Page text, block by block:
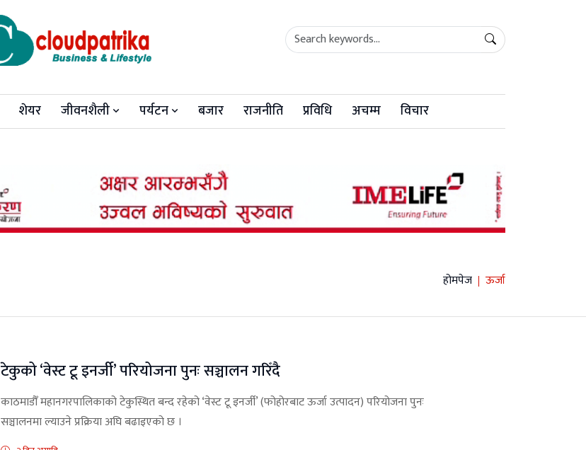
शेयर जीवनशैली पर्यटन बजार राजनीति प्रविधि अचम्म विचार
होमपेज ऊर्जा
टेकुको ‘वेस्ट टू इनर्जी’ परियोजना पुनः सञ्चालन गरिँदै
काठमाडौँ महानगरपालिकाको टेकुस्थित बन्द रहेको ‘वेस्ट टू इनर्जी’ (फोहोरबाट ऊर्जा उत्पादन) परियोजना पुनः
सञ्चालनमा ल्याउने प्रक्रिया अघि बढाइएको छ ।